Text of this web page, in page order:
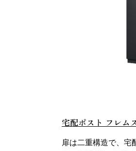
宅配ポスト フレム
扉は二重構造で、宅